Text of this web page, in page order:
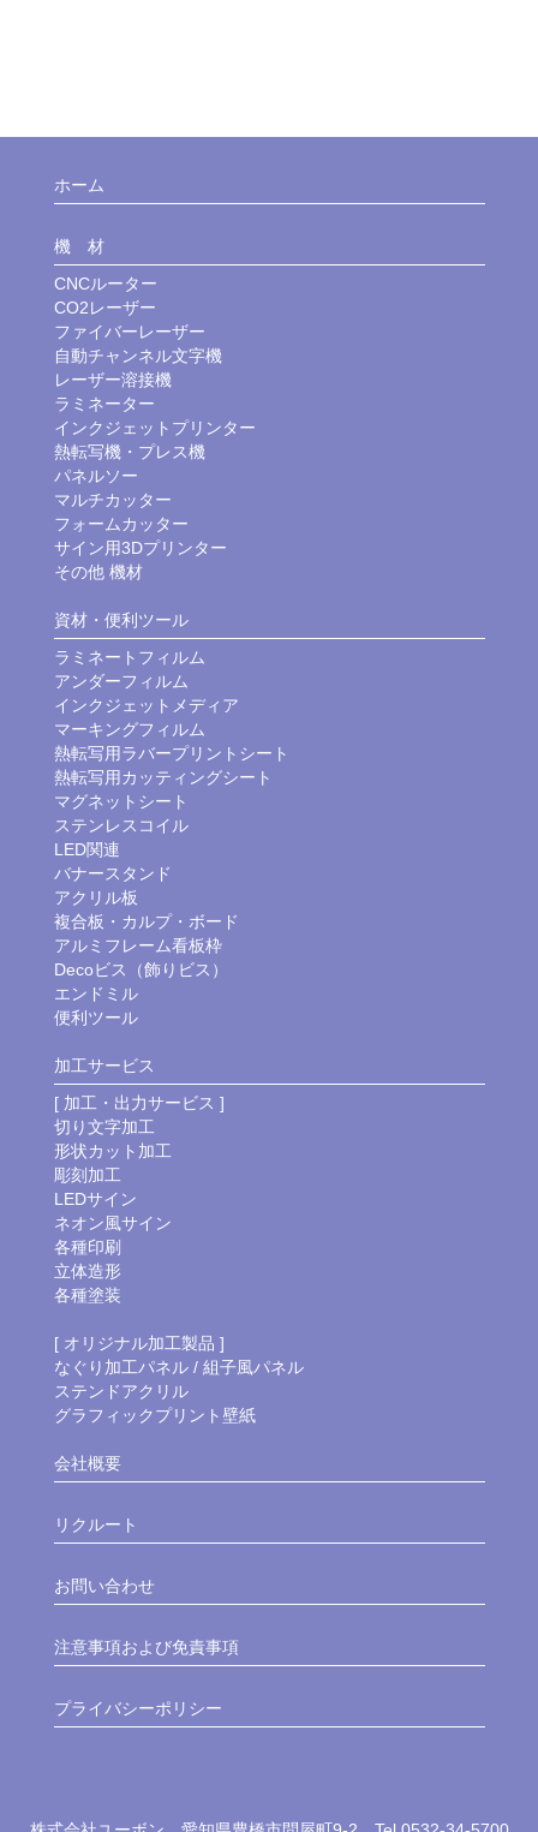
ホーム
機 材
CNCルーター
CO2レーザー
ファイバーレーザー
自動チャンネル文字機
レーザー溶接機
ラミネーター
インクジェットプリンター
熱転写機・プレス機
パネルソー
マルチカッター
フォームカッター
サイン用3Dプリンター
その他 機材
資材・便利ツール
ラミネートフィルム
アンダーフィルム
インクジェットメディア
マーキングフィルム
熱転写用ラバープリントシート
熱転写用カッティングシート
マグネットシート
ステンレスコイル
LED関連
バナースタンド
アクリル板
複合板・カルプ・ボード
アルミフレーム看板枠
Decoビス（飾りビス）
エンドミル
便利ツール
加工サービス
[ 加工・出力サービス ]
切り文字加工
形状カット加工
彫刻加工
LEDサイン
ネオン風サイン
各種印刷
立体造形
各種塗装
[ オリジナル加工製品 ]
なぐり加工パネル / 組子風パネル
ステンドアクリル
グラフィックプリント壁紙
会社概要
リクルート
お問い合わせ
注意事項および免責事項
プライバシーポリシー